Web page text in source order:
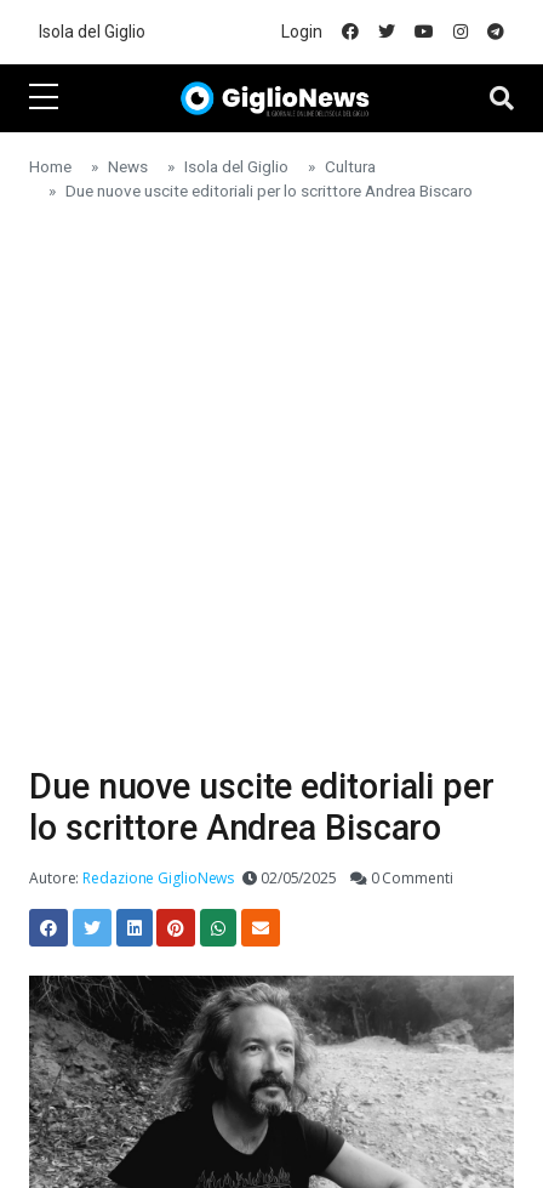
Isola del Giglio Login
Home News Isola del Giglio
Cultura
Due nuove uscite editoriali per lo scrittore Andrea Biscaro
Due nuove uscite editoriali per
lo scrittore Andrea Biscaro
Autore:Redazione GiglioNews 02/05/2025 0 Commenti